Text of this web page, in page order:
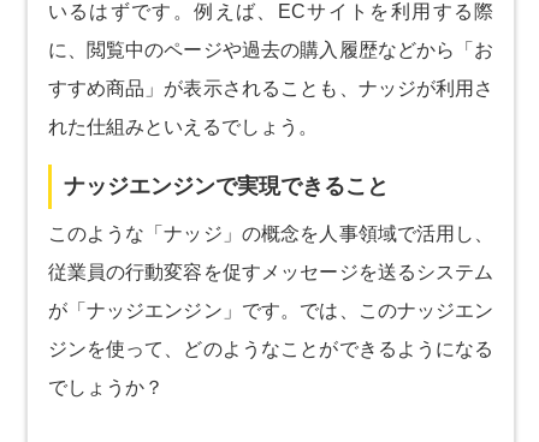
いるはずです。例えば、ECサイトを利用する際
に、閲覧中のページや過去の購入履歴などから「お
すすめ商品」が表示されることも、ナッジが利用さ
れた仕組みといえるでしょう。
ナッジエンジンで実現できること
このような「ナッジ」の概念を人事領域で活用し、
従業員の行動変容を促すメッセージを送るシステム
が「ナッジエンジン」です。では、このナッジエン
ジンを使って、どのようなことができるようになる
でしょうか？